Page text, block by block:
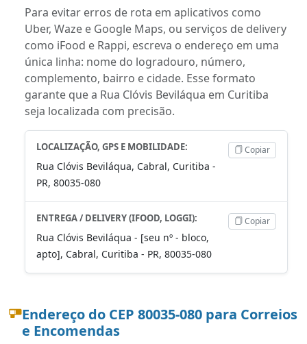
Para evitar erros de rota em aplicativos como
Uber, Waze e Google Maps, ou serviços de delivery
como iFood e Rappi, escreva o endereço em uma
única linha: nome do logradouro, número,
complemento, bairro e cidade. Esse formato
garante que a Rua Clóvis Beviláqua em Curitiba
seja localizada com precisão.
LOCALIZAÇÃO, GPS E MOBILIDADE:
Rua Clóvis Beviláqua, Cabral, Curitiba -
PR, 80035-080
Copiar
ENTREGA / DELIVERY (IFOOD, LOGGI):
Rua Clóvis Beviláqua - [seu nº - bloco,
apto], Cabral, Curitiba - PR, 80035-080
Copiar
Endereço do CEP 80035-080 para Correios
e Encomendas